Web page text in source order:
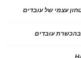
עובדים